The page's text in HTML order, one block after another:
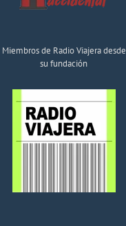
Miembros de Radio Viajera desde
su fundación